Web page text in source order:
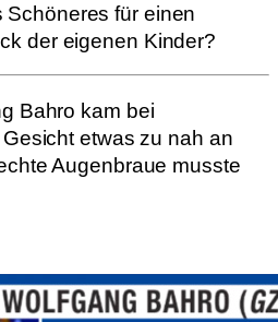
Schöneres für einen
der eigenen Kinder?
Bahro kam bei
etwas zu nah an
Augenbraue musste